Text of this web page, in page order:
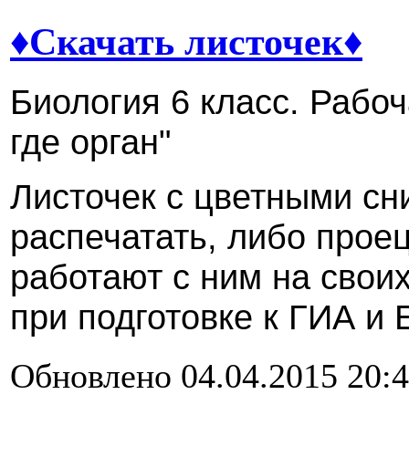
♦Скачать листочек♦
Биология 6 класс.
где орган"
Листочек с цветными
распечатать, либо
работают с ним на
при подготовке к ГИА и
Обновлено 04.04.2015